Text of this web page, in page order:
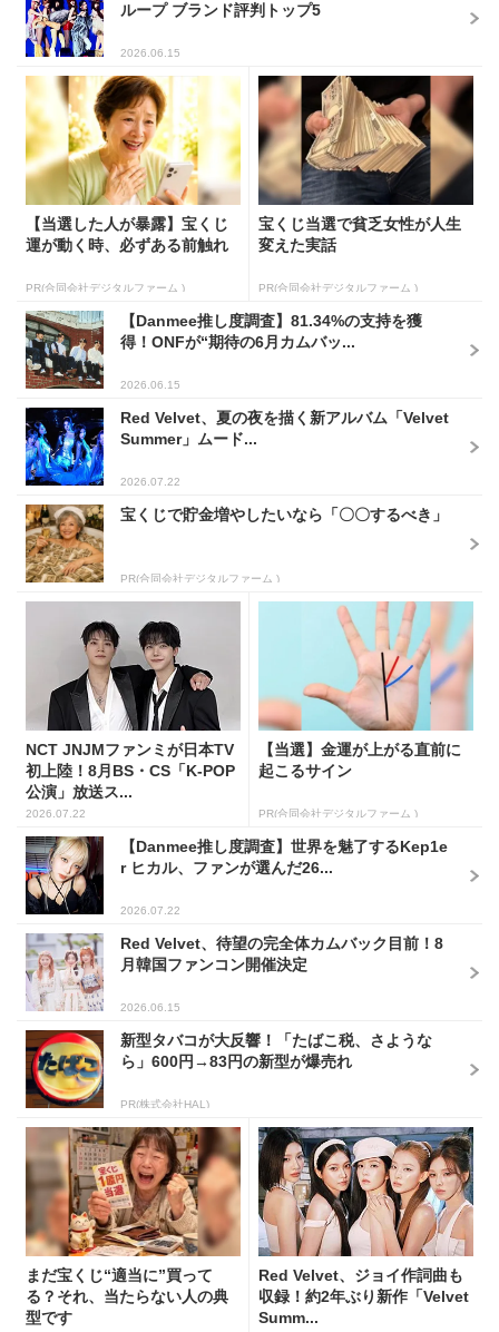
ループ ブランド評判トップ5
2026.06.15
【当選した人が暴露】宝くじ
運が動く時、必ずある前触れ
PR(合同会社デジタルファーム )
宝くじ当選で貧乏女性が人生
変えた実話
PR(合同会社デジタルファーム )
【Danmee推し度調査】81.34%の支持を獲
得！ONFが“期待の6月カムバッ...
2026.06.15
Red Velvet、夏の夜を描く新アルバム「Velvet
Summer」ムード...
2026.07.22
宝くじで貯金増やしたいなら「〇〇するべき」
PR(合同会社デジタルファーム )
NCT JNJMファンミが日本TV
初上陸！8月BS・CS「K-POP
公演」放送ス...
2026.07.22
【当選】金運が上がる直前に
起こるサイン
PR(合同会社デジタルファーム )
【Danmee推し度調査】世界を魅了するKep1e
r ヒカル、ファンが選んだ26...
2026.07.22
Red Velvet、待望の完全体カムバック目前！8
月韓国ファンコン開催決定
2026.06.15
新型タバコが大反響！「たばこ税、さような
ら」600円→83円の新型が爆売れ
PR(株式会社HAL)
まだ宝くじ“適当に”買って
る？それ、当たらない人の典
型です
Red Velvet、ジョイ作詞曲も
収録！約2年ぶり新作「Velvet
Summ...